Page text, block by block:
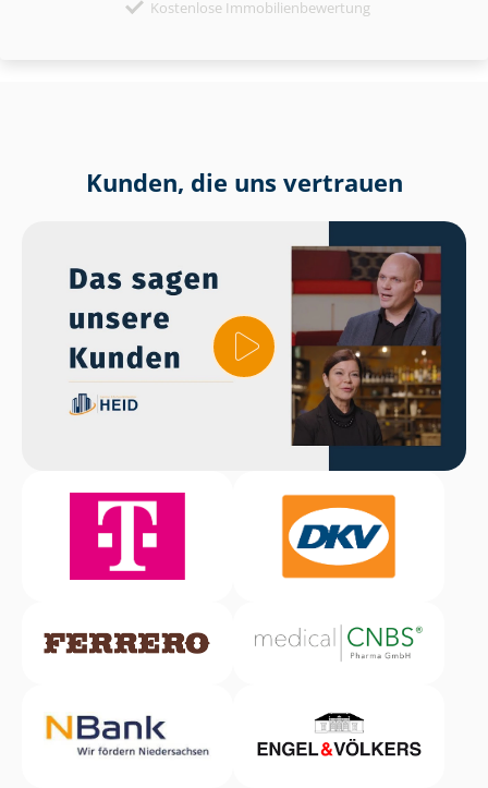
Kostenlose Immobilienbewertung
Kunden, die uns vertrauen